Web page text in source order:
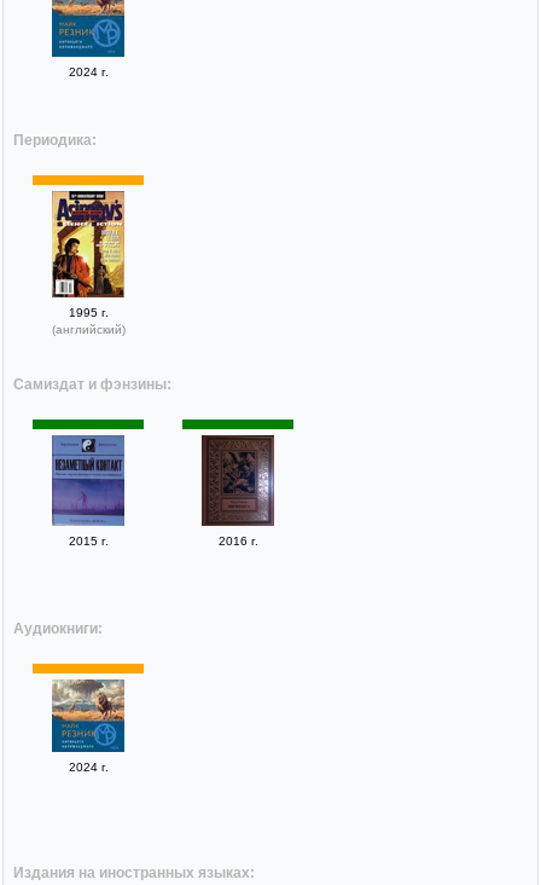
2024 г.
Периодика:
1995 г.
(английский)
Самиздат и фэнзины:
2015 г. 2016 г.
Аудиокниги:
2024 г.
Издания на иностранных языках: